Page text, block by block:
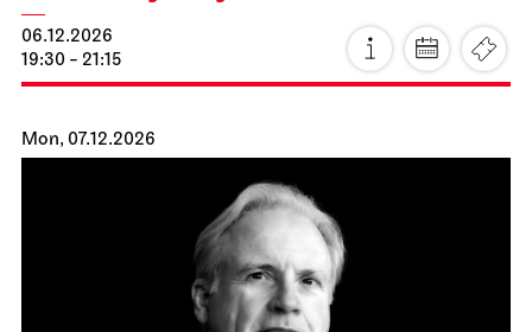
Staatsoper StuttgartOpernhaus
For the last time this season